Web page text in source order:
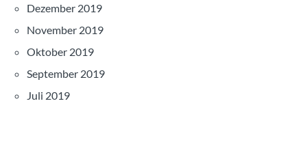
Dezember 2019
November 2019
Oktober 2019
September 2019
Juli 2019